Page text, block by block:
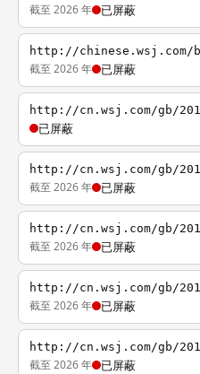
截至 2026 年 已屏蔽
http://chinese.wsj.com/
截至 2026 年 已屏蔽
http://cn.wsj.com/gb/
已屏蔽
http://cn.wsj.com/gb/
截至 2026 年 已屏蔽
http://cn.wsj.com/gb/
截至 2026 年 已屏蔽
http://cn.wsj.com/gb/
截至 2026 年 已屏蔽
http://cn.wsj.com/gb/
截至 2026 年 已屏蔽